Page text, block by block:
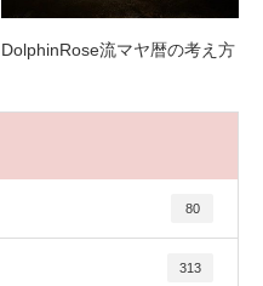
DolphinRose流マヤ暦の考え方
80
313